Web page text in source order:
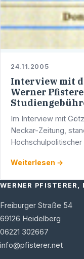
24.11.2005
Interview mit
Werner
Im Interview mit
Neckar-Zeitung,
Vorsitzender des AK
Weiterlesen →
WERNER PFISTERER,
Freiburger Straße 54
69126 Heidelberg
06221 302667
info@pfisterer.net